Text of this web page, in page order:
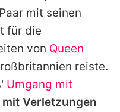
mit seinen
für die
von Queen
reiste.
Umgang mit
Verletzungen